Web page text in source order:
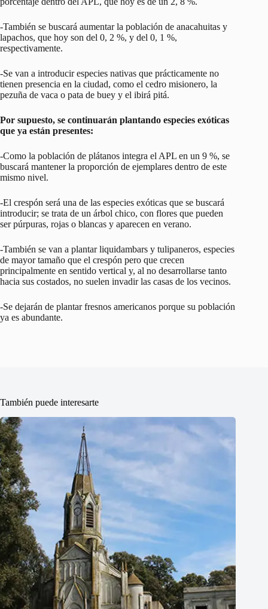
-También se buscará aumentar la población de anacahuitas y
lapachos, que hoy son del 0, 2 %, y del 0, 1 %,
respectivamente.
-Se van a introducir especies nativas que prácticamente no
tienen presencia en la ciudad, como el cedro misionero, la
pezuña de vaca o pata de buey y el ibirá pitá.
Por supuesto, se continuarán plantando especies exóticas
que ya están presentes:
-Como la población de plátanos integra el APL en un 9 %, se
buscará mantener la proporción de ejemplares dentro de este
mismo nivel.
-El crespón será una de las especies exóticas que se buscará
introducir; se trata de un árbol chico, con flores que pueden
ser púrpuras, rojas o blancas y aparecen en verano.
-También se van a plantar liquidambars y tulipaneros, especies
de mayor tamaño que el crespón pero que crecen
principalmente en sentido vertical y, al no desarrollarse tanto
hacia sus costados, no suelen invadir las casas de los vecinos.
-Se dejarán de plantar fresnos americanos porque su población
ya es abundante.
También puede interesarte